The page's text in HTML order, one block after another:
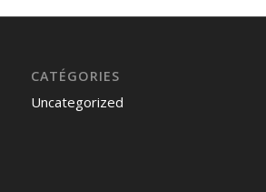
CATÉGORIES
Uncategorized